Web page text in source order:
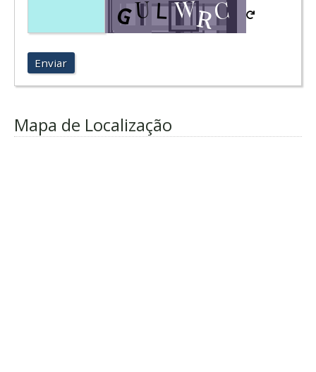
Enviar
Mapa de Localização